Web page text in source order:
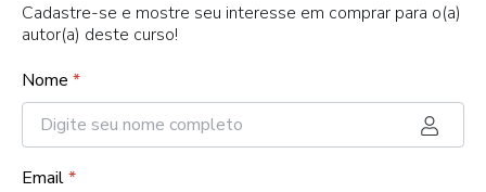
Cadastre-se e mostre seu interesse em comprar para o(a)
autor(a) deste curso!
Nome *
Email*